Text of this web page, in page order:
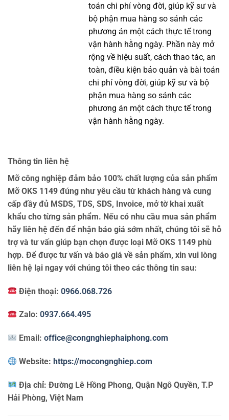
toán chi phí vòng đời, giúp kỹ sư và
bộ phận mua hàng so sánh các
phương án một cách thực tế trong
vận hành hằng ngày. Phần này mở
rộng về hiệu suất, cách thao tác, an
toàn, điều kiện bảo quản và bài toán
chi phí vòng đời, giúp kỹ sư và bộ
phận mua hàng so sánh các
phương án một cách thực tế trong
vận hành hằng ngày.
Thông tin liên hệ
Mỡ công nghiệp đảm bảo 100% chất lượng của sản phẩm
Mỡ OKS 1149 đúng như yêu cầu từ khách hàng và cung
cấp đầy đủ MSDS, TDS, SDS, Invoice, mở tờ khai xuất
khẩu cho từng sản phẩm. Nếu có nhu cầu mua sản phẩm
hãy liên hệ đến để nhận báo giá sớm nhất, chúng tôi sẽ hỗ
trợ và tư vấn giúp bạn chọn được loại Mỡ OKS 1149 phù
hợp. Để được tư vấn và báo giá về sản phẩm, xin vui lòng
liên hệ lại ngay với chúng tôi theo các thông tin sau:
Điện thoại:0966.068.726
Zalo:0937.664.495
Email:office@congnghiephaiphong.com
Website:https://mocongnghiep.com
Địa chỉ:Đường Lê Hồng Phong, Quận Ngô Quyền, T.P
Hải Phòng, Việt Nam